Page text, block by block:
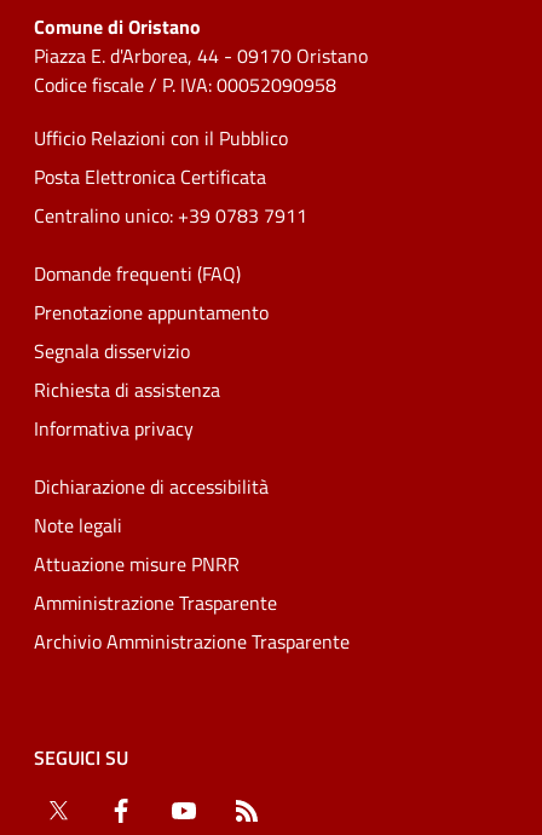
Comune di Oristano
Piazza E. d'Arborea, 44 - 09170 Oristano
Codice fiscale / P. IVA: 00052090958
Ufficio Relazioni con il Pubblico
Posta Elettronica Certificata
Centralino unico: +39 0783 7911
Domande frequenti (FAQ)
Prenotazione appuntamento
Segnala disservizio
Richiesta di assistenza
Informativa privacy
Dichiarazione di accessibilità
Note legali
Attuazione misure PNRR
Amministrazione Trasparente
Archivio Amministrazione Trasparente
SEGUICI SU
Twitter
Facebook YouTube